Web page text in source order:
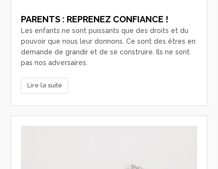
PARENTS : REPRENEZ CONFIANCE !
Les enfants ne sont puissants que des droits et du
pouvoir que nous leur donnons. Ce sont des êtres en
demande de grandir et de se construire. Ils ne sont
pas nos adversaires.
Lire la suite